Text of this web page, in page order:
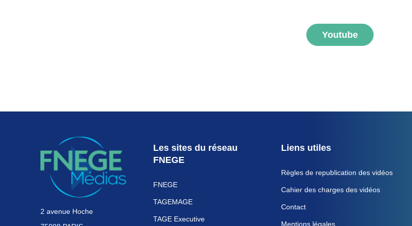
Youtube
2 avenue Hoche
Les sites du réseau
FNEGE
FNEGE
TAGEMAGE
TAGE Executive
Liens utiles
Règles de republication des vidéos
Cahier des charges des vidéos
Contact
Mentions légales